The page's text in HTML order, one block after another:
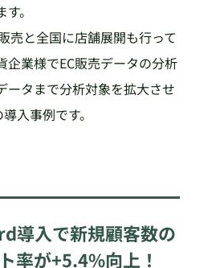
。
売と全国に店舗展開も行って
企業様でEC販売データの分析
ータまで分析対象を拡大させ
入事例です。
導入で新規顧客数の
率が+5.4%向上！